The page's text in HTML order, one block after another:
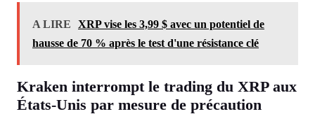
A LIRE
XRP vise les 3,99 $ avec un potentiel de
hausse de 70 % après le test d'une résistance clé
Kraken interrompt le trading du XRP aux
États-Unis par mesure de précaution